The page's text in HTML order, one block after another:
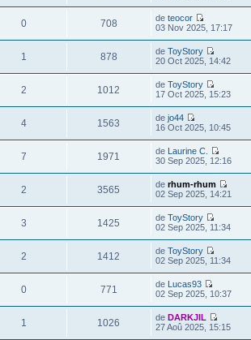
0 708 deteocor
03 Nov 2025, 17:17
1 878 deToyStory
20 Oct 2025, 14:42
2 1012 deToyStory
17 Oct 2025, 15:23
4 1563 dejo44
16 Oct 2025, 10:45
7 1971 de Laurine C.
30 Sep 2025, 12:16
2 3565 derhum-rhum
02 Sep 2025, 14:21
3 1425 deToyStory
02 Sep 2025, 11:34
2 1412 deToyStory
02 Sep 2025, 11:34
0 771 de Lucas93
02 Sep 2025, 10:37
1 1026 deDARKJIL
27 Aoû 2025, 15:15